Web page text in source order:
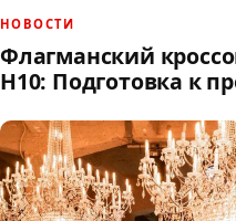
НОВОСТИ
Флагманский
H10: Подготовка к